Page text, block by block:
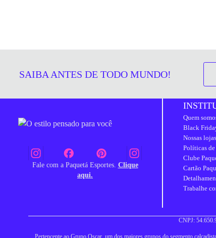
SAIBA ANTES DE TODO MUNDO!
Fale com a Paquetá Esportes. Clique
aqui.
Quem
Black
Nossas lojas
Políticas
Clube
Cartão
Trabalhe
CNPJ:
Pertencente ao Grupo Oscar, um dos maiores grupos do segmento